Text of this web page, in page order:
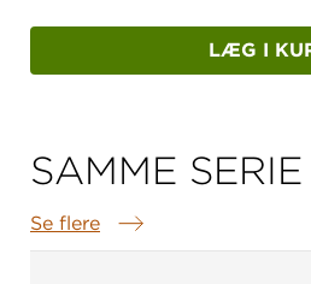
download her på siden
MATERIALER i løbet af
LÆG I
SAMME SERIE
Se flere
Samme serie